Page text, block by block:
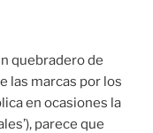
quebradero de
las marcas por los
en ocasiones la
parece que